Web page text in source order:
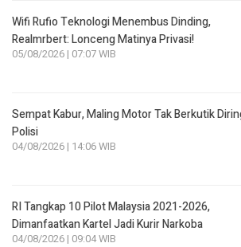
Wifi Rufio Teknologi Menembus Dinding,
Realmrbert: Lonceng Matinya Privasi!
05/08/2026 | 07:07 WIB
Sempat Kabur, Maling Motor Tak Berkutik
Polisi
04/08/2026 | 14:06 WIB
RI Tangkap 10 Pilot Malaysia 2021-2026,
Dimanfaatkan Kartel Jadi Kurir Narkoba
04/08/2026 | 09:04 WIB